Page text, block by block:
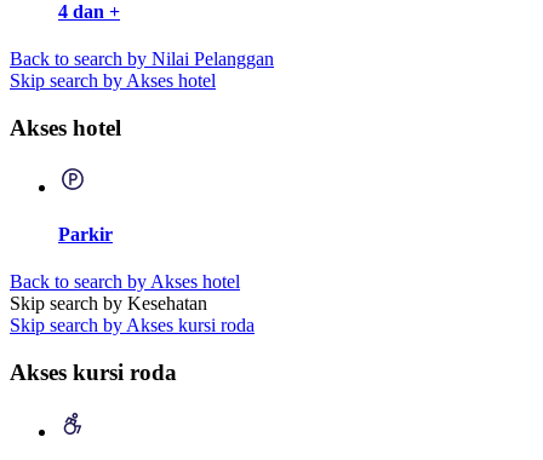
4 dan +
Back to search by Nilai Pelanggan
Skip search by Akses hotel
Akses hotel
Parkir
Back to search by Akses hotel
Skip search by Kesehatan
Skip search by Akses kursi roda
Akses kursi roda